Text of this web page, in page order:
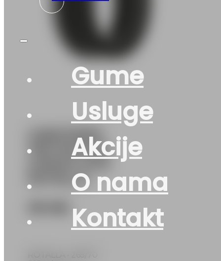
Gume
Usluge
Akcije
O nama
Kontakt
G265/70R15
112H SETULA
ROTALLA